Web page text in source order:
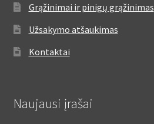
Grąžinimai ir pinigų grąžinimas
Užsakymo atšaukimas
Kontaktai
Naujausi įrašai